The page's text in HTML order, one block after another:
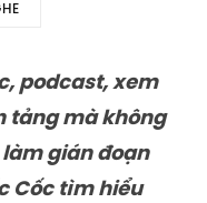
podcast, xem
tảng mà không
gián đoạn
Cốc tìm hiểu